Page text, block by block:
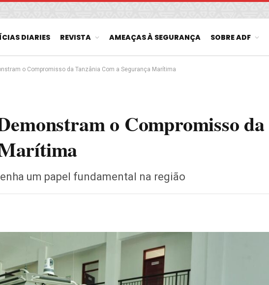
DIARIES REVISTA AMEAÇAS À SEGURANÇA SOBRE ADF
o Compromisso da Tanzânia Com a Segurança Marítima
o Compromisso
um papel fundamental na região